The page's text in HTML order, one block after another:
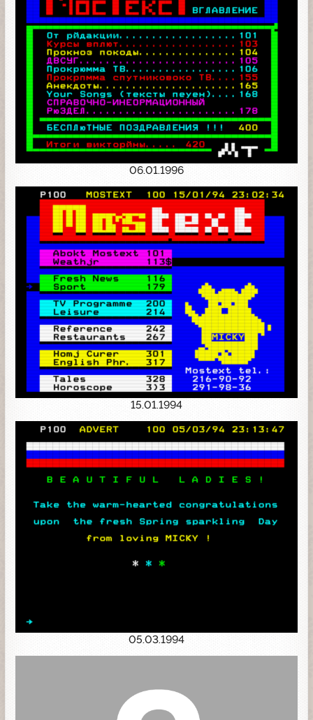
06.01.1996
15.01.1994
05.03.1994